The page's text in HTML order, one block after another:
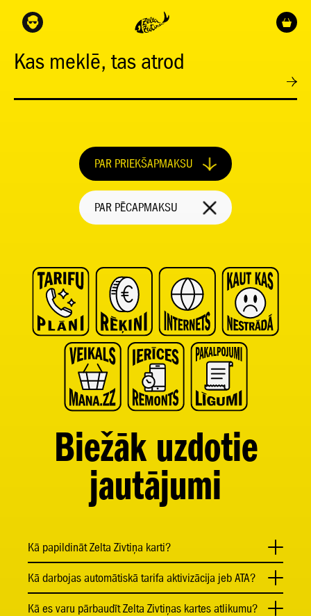
Kas meklē, tas atrod
PAR PRIEKŠAPMAKSU
PAR PĒCAPMAKSU
Biežāk uzdotie
jautājumi
Kā papildināt Zelta Zivtiņa karti?
Kā darbojas automātiskā tarifa aktivizācija jeb ATA?
Kā es varu pārbaudīt Zelta Zivtiņas kartes atlikumu?